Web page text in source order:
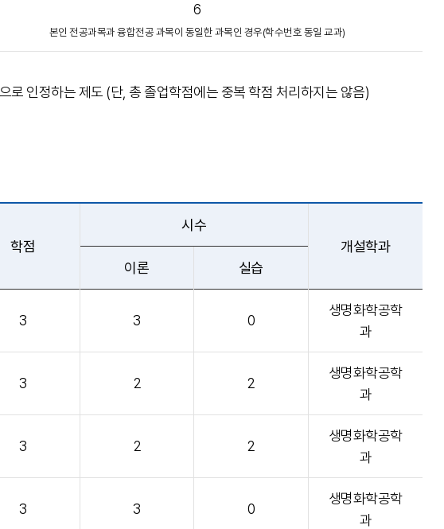
6
본인 전공과목과 융합전공 과목이 동일한 과목인 경우(학수번호 동일 교과)
인정하는 제도 (단, 총 졸업학점에는 중복 학점 처리하지는 않음)
학점
시수
개설학과
이론
실습
3 3 0
생명화학공학
과
3 2 2
생명화학공학
과
3 2 2
생명화학공학
과
3 3 0
생명화학공학
과